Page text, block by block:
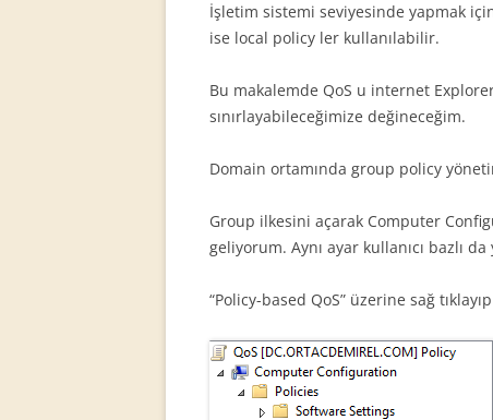
İşletim sistemi seviyesinde yapmak
ise local policy ler kullanılabilir.
Bu makalemde QoS u internet Explorer
sınırlayabileceğimize değineceğim.
Domain ortamında group policy
Group ilkesini açarak Computer
geliyorum. Aynı ayar kullanıcı bazlı
“Policy-based QoS” üzerine sağ